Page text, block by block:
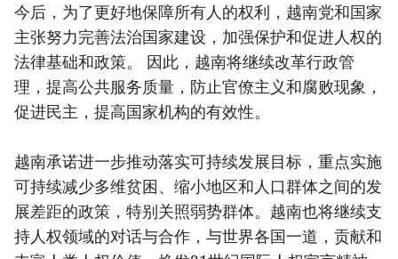
今后，为了更好地保障所有人的权利，越南党和国家
主张努力完善法治国家建设，加强保护和促进人权的
法律基础和政策。 因此，越南将继续改革行政管
理，提高公共服务质量，防止官僚主义和腐败现象，
促进民主，提高国家机构的有效性。
越南承诺进一步推动落实可持续发展目标，重点实施
可持续减少多维贫困、缩小地区和人口群体之间的发
展差距的政策，特别关照弱势群体。越南也将继续支
持人权领域的对话与合作，与世界各国一道，贡献和